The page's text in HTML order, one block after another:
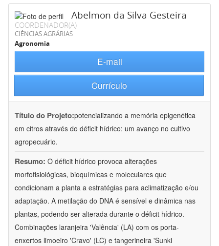
Abelmon da Silva Gesteira
COORDENADOR(A)
CIÊNCIAS AGRÁRIAS
Agronomia
E-mail
Currículo
Título do Projeto:potencializando a memória epigenética
em citros através do déficit hídrico: um avanço no cultivo
agropecuário.
Resumo: O déficit hídrico provoca alterações
morfofisiológicas, bioquímicas e moleculares que
condicionam a planta a estratégias para aclimatização e/ou
adaptação. A metilação do DNA é sensível e dinâmica nas
plantas, podendo ser alterada durante o déficit hídrico.
Combinações laranjeira 'Valência' (LA) com os porta-
enxertos limoeiro 'Cravo' (LC) e tangerineira 'Sunki